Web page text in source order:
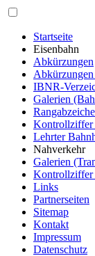
Startseite
Eisenbahn
Abkürzungen
IBNR-
Galerien
Kontrollziffer
Lehrter
Nahverkehr
Galerien
Kontrollziffer
Links
Partnerseiten
Sitemap
Kontakt
Impressum
Datenschutz